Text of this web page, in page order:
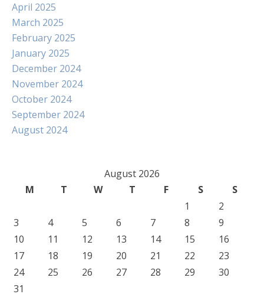
April 2025
March 2025
February 2025
January 2025
December 2024
November 2024
October 2024
September 2024
August 2024
August 2026
M
T W T F S
S
1
2
3
4 5 6 7 8
9
10
11 12 13 14 15
16
17
18 19 20 21 22
23
24
25 26 27 28 29
30
31